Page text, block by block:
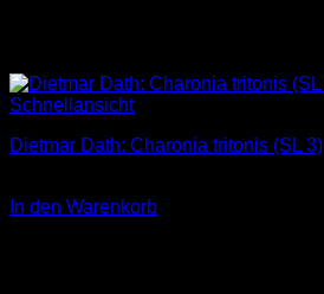
Schnellansicht
Dietmar Dath: Charonia tritonis (SL 3)
In den Warenkorb